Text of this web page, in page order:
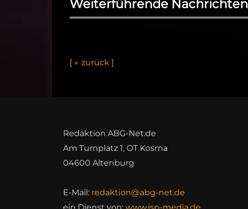
Weiterführende Nachrichten
[ ← zurück ]
Redaktion ABG-Net.de
Am Turnplatz 1, OT Kosma
04600 Altenburg
E-Mail: redaktion@abg-net.de
ein Dienst von: www.isp-media.de